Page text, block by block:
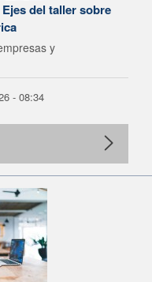
del taller sobre
y
- 08:34